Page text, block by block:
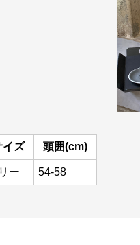
イズ 頭囲(cm)
ー 54-58